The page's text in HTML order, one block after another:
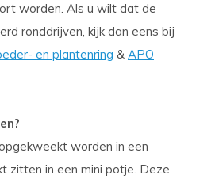
worden. Als u wilt dat de
ronddrijven, kijk dan eens bij
en plantenring & APO
worden in een
zitten in een mini potje. Deze